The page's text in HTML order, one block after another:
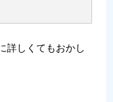
詳しくてもおかし